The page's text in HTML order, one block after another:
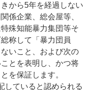
から5年を経過しない
係企業、総会屋等、
殊知能暴力集団等そ
称して「暴力団員
いこと、および次の
とを表明し、かつ将
を保証します。
していると認められる